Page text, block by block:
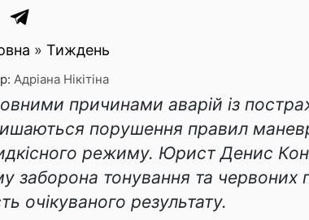
» Тиждень
Адріана Нікітіна
причинами аварій із
порушення правил
режиму. Юрист Денис
заборона тонування та червоних
очікуваного результату.